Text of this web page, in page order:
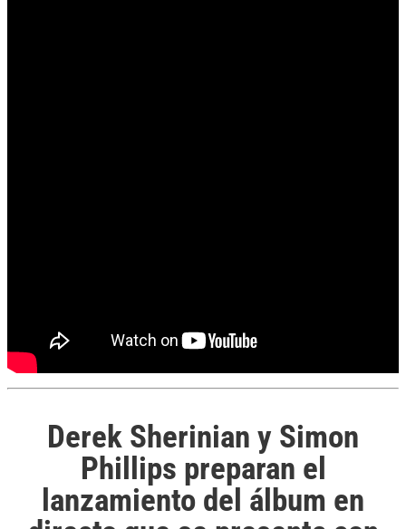
Derek Sherinian y Simon
Phillips preparan el
lanzamiento del álbum en